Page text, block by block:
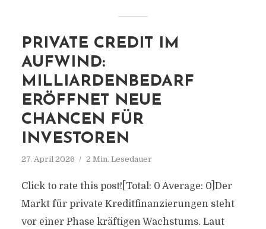
PRIVATE CREDIT IM
AUFWIND:
MILLIARDENBEDARF
ERÖFFNET NEUE
CHANCEN FÜR
INVESTOREN
27. April 2026 2 Min. Lesedauer
Click to rate this post![Total: 0 Average: 0]Der
Markt für private Kreditfinanzierungen steht
vor einer Phase kräftigen Wachstums. Laut